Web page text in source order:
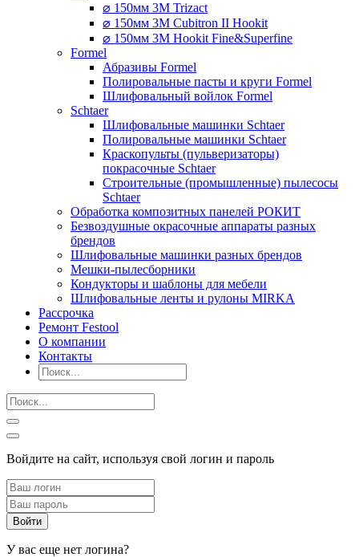
⌀ 150мм 3M Trizact
⌀ 150мм 3M Cubitron II Hookit
⌀ 150мм 3M Hookit Fine&Superfine
Formel
Абразивы Formel
Полировальные пасты и круги Formel
Шлифовальный войлок Formel
Schtaer
Шлифовальные машинки Schtaer
Полировальные машинки Schtaer
Краскопульты (пульверизаторы)
покрасочные Schtaer
Строительные (промышленные) пылесосы
Schtaer
Обработка композитных панелей РОКИТ
Безвоздушные окрасочные аппараты разных
брендов
Шлифовальные машинки разных брендов
Мешки-пылесборники
Кондукторы и шаблоны для мебели
Шлифовальные ленты и рулоны MIRKA
Рассрочка
Ремонт Festool
О компании
Контакты
Войдите на сайт, используя свой логин и пароль
У вас еще нет логина?